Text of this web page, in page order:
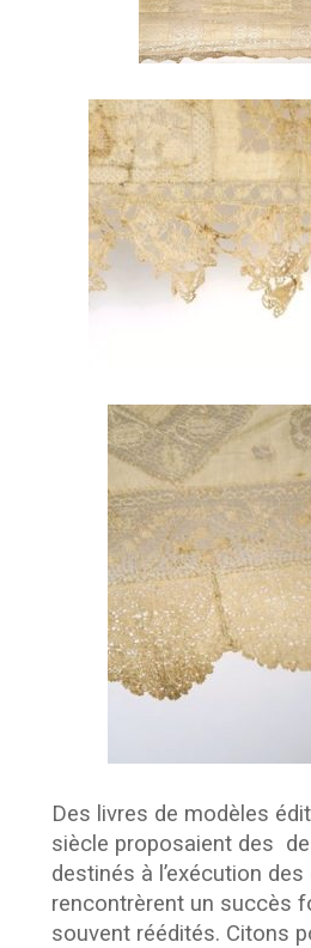
Des livres de modèles
siècle proposaient des
destinés à l’exécution
rencontrèrent un succès
souvent réédités. Citons